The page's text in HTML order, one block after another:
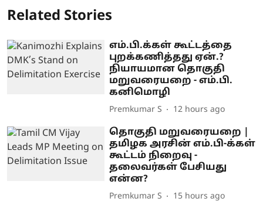
Related Stories
எம்.பி.க்கள் கூட்டத்தை
புறக்கணித்தது ஏன்.?
நியாயமான தொகுதி
மறுவரையறை - எம்.பி.
கனிமொழி
Premkumar S 12 hours ago
தொகுதி மறுவரையறை |
தமிழக அரசின் எம்.பி-க்கள்
கூட்டம் நிறைவு -
தலைவர்கள் பேசியது
என்ன?
Premkumar S 15 hours ago